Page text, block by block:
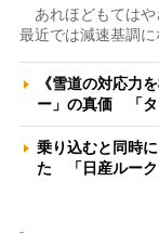
あれほどもてはや
最近では減速基調
《雪道の対応力
ー」の真価 「
乗り込むと同時
た 「日産ルー